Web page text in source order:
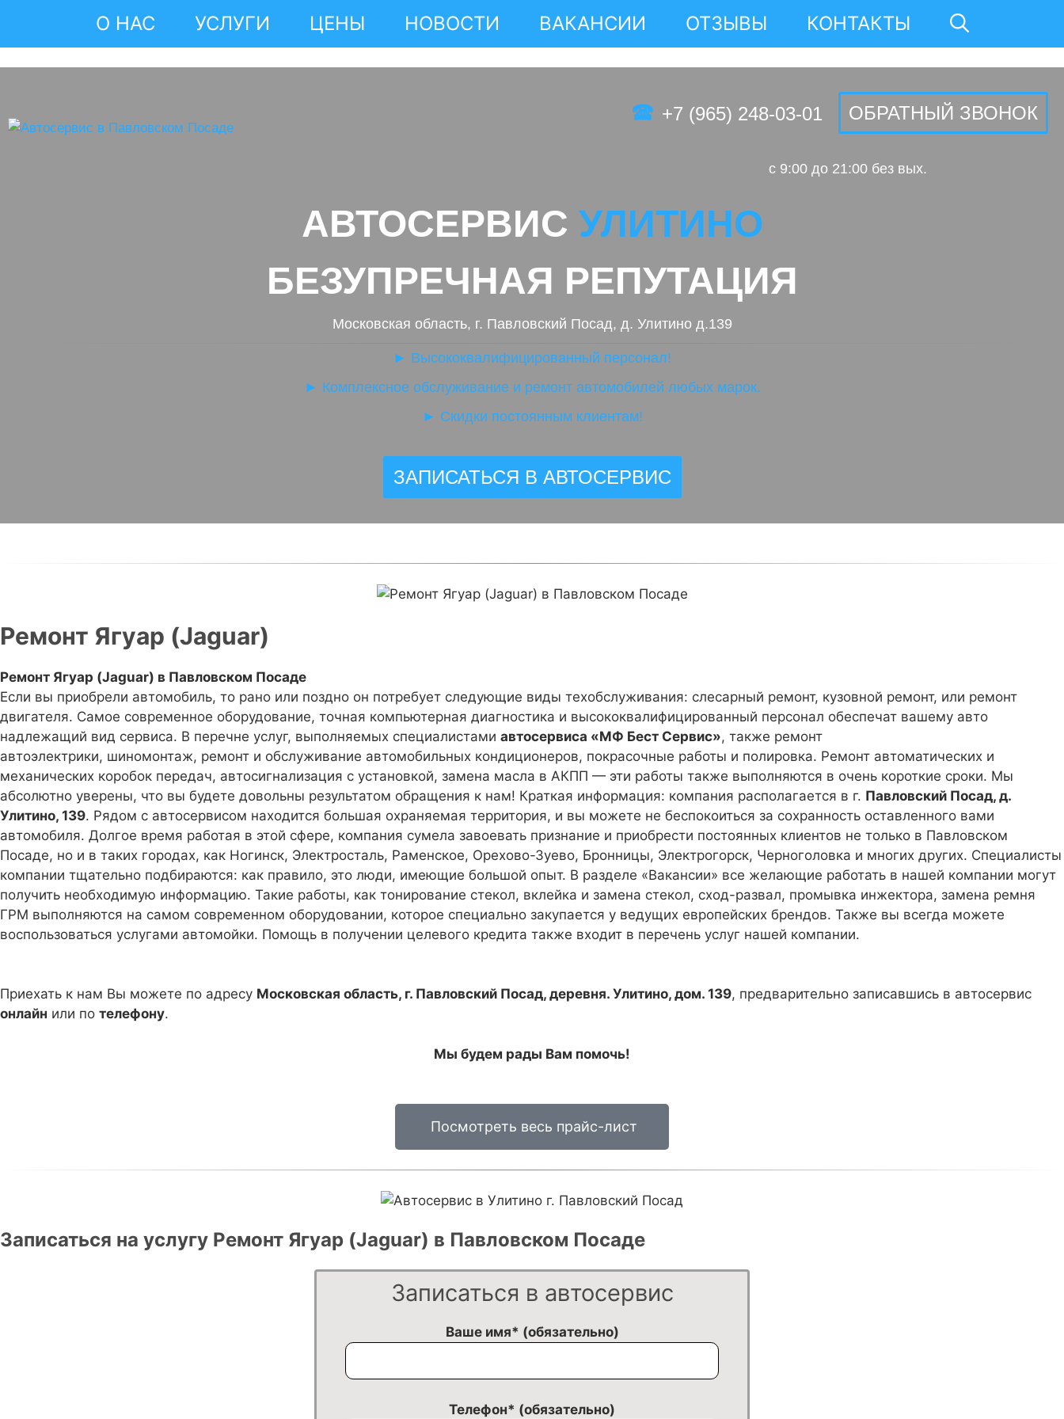
О НАС УСЛУГИ ЦЕНЫ НОВОСТИ ВАКАНСИИ ОТЗЫВЫ КОНТАКТЫ
🕿 +7 (965) 248-03-01 ОБРАТНЫЙ ЗВОНОК
c 9:00 до 21:00 без вых.
АВТОСЕРВИС УЛИТИНО
БЕЗУПРЕЧНАЯ РЕПУТАЦИЯ
Московская область, г. Павловский Посад, д. Улитино д.139
► Высококвалифицированный персонал!
► Комплексное обслуживание и ремонт автомобилей любых марок.
► Скидки постоянным клиентам!
ЗАПИСАТЬСЯ В АВТОСЕРВИС
Ремонт Ягуар (Jaguar)
Ремонт Ягуар (Jaguar) в Павловском Посаде
Если вы приобрели автомобиль, то рано или поздно он потребует следующие виды техобслуживания: слесарный ремонт, кузовной ремонт, или ремонт
двигателя. Самое современное оборудование, точная компьютерная диагностика и высококвалифицированный персонал обеспечат вашему авто
надлежащий вид сервиса. В перечне услуг, выполняемых специалистами автосервиса «МФ Бест Сервис», также ремонт
автоэлектрики, шиномонтаж, ремонт и обслуживание автомобильных кондиционеров, покрасочные работы и полировка. Ремонт автоматических и
механических коробок передач, автосигнализация с установкой, замена масла в АКПП — эти работы также выполняются в очень короткие сроки. Мы
абсолютно уверены, что вы будете довольны результатом обращения к нам! Краткая информация: компания располагается в г. Павловский Посад, д.
Улитино, 139. Рядом с автосервисом находится большая охраняемая территория, и вы можете не беспокоиться за сохранность оставленного вами
автомобиля. Долгое время работая в этой сфере, компания сумела завоевать признание и приобрести постоянных клиентов не только в Павловском
Посаде, но и в таких городах, как Ногинск, Электросталь, Раменское, Орехово-Зуево, Бронницы, Электрогорск, Черноголовка и многих других. Специалисты
компании тщательно подбираются: как правило, это люди, имеющие большой опыт. В разделе «Вакансии» все желающие работать в нашей компании могут
получить необходимую информацию. Такие работы, как тонирование стекол, вклейка и замена стекол, сход-развал, промывка инжектора, замена ремня
ГРМ выполняются на самом современном оборудовании, которое специально закупается у ведущих европейских брендов. Также вы всегда можете
воспользоваться услугами автомойки. Помощь в получении целевого кредита также входит в перечень услуг нашей компании.
Приехать к нам Вы можете по адресу Московская область, г. Павловский Посад, деревня. Улитино, дом. 139, предварительно записавшись в автосервис
онлайн или по телефону.
Мы будем рады Вам помочь!
Посмотреть весь прайс-лист
Записаться на услугу Ремонт Ягуар (Jaguar) в Павловском Посаде
Записаться в автосервис
Ваше имя* (обязательно)
Телефон* (обязательно)